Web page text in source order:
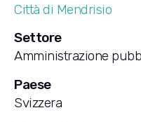
Città di Mendrisio
Settore
Amministrazione
Paese
Svizzera